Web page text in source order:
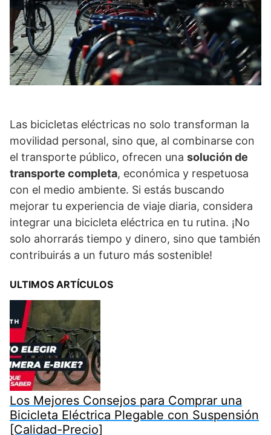
Las bicicletas eléctricas no solo transforman la
movilidad personal, sino que, al combinarse con
el transporte público, ofrecen una solución de
transporte completa, económica y respetuosa
con el medio ambiente. Si estás buscando
mejorar tu experiencia de viaje diaria, considera
integrar una bicicleta eléctrica en tu rutina. ¡No
solo ahorrarás tiempo y dinero, sino que también
contribuirás a un futuro más sostenible!
ULTIMOS ARTÍCULOS
Los Mejores Consejos para Comprar una
Bicicleta Eléctrica Plegable con Suspensión
[Calidad-Precio]